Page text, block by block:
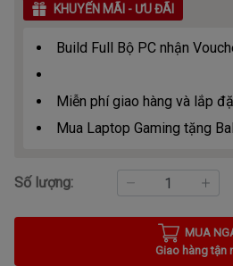
KHUYẾN MÃI - ƯU ĐÃI
Build Full Bộ PC nhận
Miễn phí giao hàng và lắp
Mua Laptop Gaming tặng
Số lượng:
MUA
Giao hàng tận